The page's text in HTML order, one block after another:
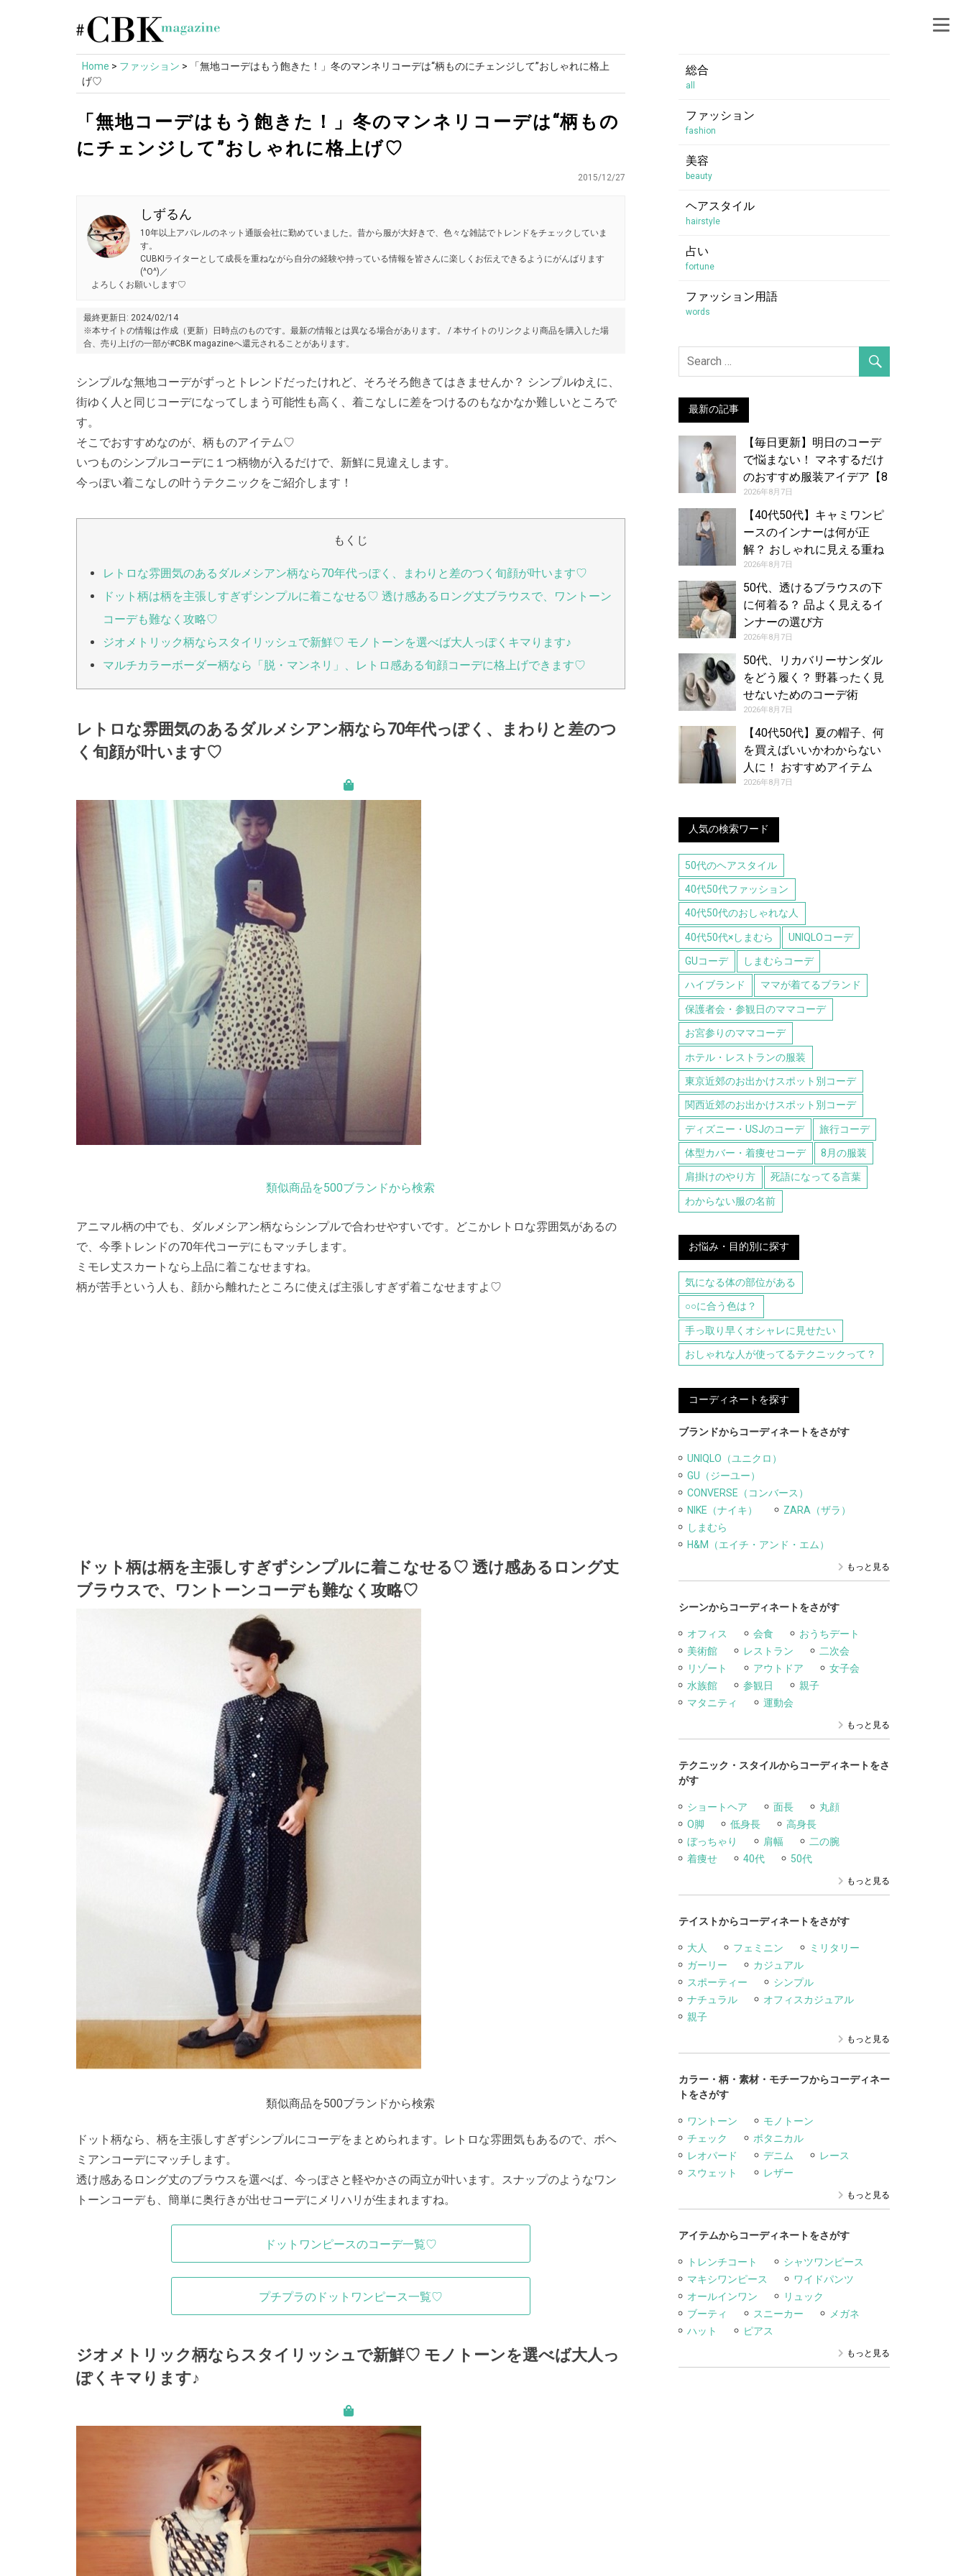
content
Home > ファッション >
「無地コーデはもう飽きた！」冬のマンネリコーデは“柄ものにチェンジして”おしゃれに格上
げ♡
「無地コーデはもう飽きた！」冬のマンネリコーデは“柄もの
にチェンジして”おしゃれに格上げ♡
2015/12/27
しずるん
10年以上アパレルのネット通販会社に勤めていました。昔から服が大好きで、色々な雑誌でトレンドをチェックしていま
す。
CUBKIライターとして成長を重ねながら自分の経験や持っている情報を皆さんに楽しくお伝えできるようにがんばります
(^O^)／
よろしくお願いします♡
最終更新日: 2024/02/14
※本サイトの情報は作成（更新）日時点のものです。最新の情報とは異なる場合があります。 / 本サイトのリンクより商品を購入した場
合、売り上げの一部が#CBK magazineへ還元されることがあります。
シンプルな無地コーデがずっとトレンドだったけれど、そろそろ飽きてはきませんか？ シンプルゆえに、
街ゆく人と同じコーデになってしまう可能性も高く、着こなしに差をつけるのもなかなか難しいところで
す。
そこでおすすめなのが、柄ものアイテム♡
いつものシンプルコーデに１つ柄物が入るだけで、新鮮に見違えします。
今っぽい着こなしの叶うテクニックをご紹介します！
もくじ
レトロな雰囲気のあるダルメシアン柄なら70年代っぽく、まわりと差のつく旬顔が叶います♡
ドット柄は柄を主張しすぎずシンプルに着こなせる♡ 透け感あるロング丈ブラウスで、ワントーン
コーデも難なく攻略♡
ジオメトリック柄ならスタイリッシュで新鮮♡ モノトーンを選べば大人っぽくキマります♪
マルチカラーボーダー柄なら「脱・マンネリ」、レトロ感ある旬顔コーデに格上げできます♡
レトロな雰囲気のあるダルメシアン柄なら70年代っぽく、まわりと差のつ
く旬顔が叶います♡
類似商品を500ブランドから検索
アニマル柄の中でも、ダルメシアン柄ならシンプルで合わせやすいです。どこかレトロな雰囲気があるの
で、今季トレンドの70年代コーデにもマッチします。
ミモレ丈スカートなら上品に着こなせますね。
柄が苦手という人も、顔から離れたところに使えば主張しすぎず着こなせますよ♡
ドット柄は柄を主張しすぎずシンプルに着こなせる♡ 透け感あるロング丈
ブラウスで、ワントーンコーデも難なく攻略♡
類似商品を500ブランドから検索
ドット柄なら、柄を主張しすぎずシンプルにコーデをまとめられます。レトロな雰囲気もあるので、ボヘ
ミアンコーデにマッチします。
透け感あるロング丈のブラウスを選べば、今っぽさと軽やかさの両立が叶います。スナップのようなワン
トーンコーデも、簡単に奥行きが出せコーデにメリハリが生まれますね。
ドットワンピースのコーデ一覧♡
プチプラのドットワンピース一覧♡
ジオメトリック柄ならスタイリッシュで新鮮♡ モノトーンを選べば大人っ
ぽくキマります♪
総合
all
ファッション
fashion
美容
beauty
ヘアスタイル
hairstyle
占い
fortune
ファッション用語
words
最新の記事
【毎日更新】明日のコーデ
で悩まない！ マネするだけ
のおすすめ服装アイデア【8
月8日夏】
2026年8月7日
【40代50代】キャミワンピ
ースのインナーは何が正
解？ おしゃれに見える重ね
着コーデカタログ
2026年8月7日
50代、透けるブラウスの下
に何着る？ 品よく見えるイ
ンナーの選び方
2026年8月7日
50代、リカバリーサンダル
をどう履く？ 野暮ったく見
せないためのコーデ術
2026年8月7日
【40代50代】夏の帽子、何
を買えばいいかわからない
人に！ おすすめアイテム
（8/7号）
2026年8月7日
人気の検索ワード
50代のヘアスタイル
40代50代ファッション
40代50代のおしゃれな人
40代50代×しまむら UNIQLOコーデ
GUコーデ しまむらコーデ
ハイブランド ママが着てるブランド
保護者会・参観日のママコーデ
お宮参りのママコーデ
ホテル・レストランの服装
東京近郊のお出かけスポット別コーデ
関西近郊のお出かけスポット別コーデ
ディズニー・USJのコーデ 旅行コーデ
体型カバー・着痩せコーデ 8月の服装
肩掛けのやり方 死語になってる言葉
わからない服の名前
お悩み・目的別に探す
気になる体の部位がある
○○に合う色は？
手っ取り早くオシャレに見せたい
おしゃれな人が使ってるテクニックって？
コーディネートを探す
ブランドからコーディネートをさがす
UNIQLO（ユニクロ）
GU（ジーユー）
CONVERSE（コンバース）
NIKE（ナイキ）
ZARA（ザラ）
しまむら
H&M（エイチ・アンド・エム）
もっと見る
シーンからコーディネートをさがす
オフィス 会食
おうちデート
美術館
レストラン
二次会
リゾート
アウトドア
女子会
水族館
参観日
親子
マタニティ
運動会
もっと見る
テクニック・スタイルからコーディネートをさ
がす
ショートヘア 面長
丸顔
O脚
低身長
高身長
ぼっちゃり
肩幅
二の腕
着痩せ
40代 50代
もっと見る
テイストからコーディネートをさがす
大人 フェミニン
ミリタリー
ガーリー
カジュアル
スポーティー
シンプル
ナチュラル
オフィスカジュアル
親子
もっと見る
カラー・柄・素材・モチーフからコーディネー
トをさがす
ワントーン
モノトーン
チェック
ボタニカル
レオパード
デニム
レース
スウェット
レザー
もっと見る
アイテムからコーディネートをさがす
トレンチコート
シャツワンピース
マキシワンピース
ワイドパンツ
オールインワン
リュック
ブーティ
スニーカー
メガネ
ハット
ピアス
もっと見る